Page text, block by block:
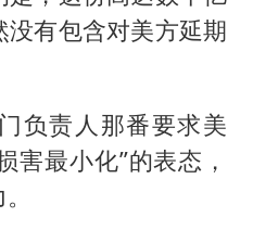
有包含对美方延期
负责人那番要求美
害最小化”的表态，